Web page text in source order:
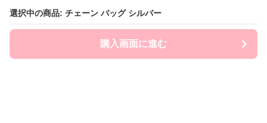
選択中の商品: チェーン バッグ シルバー
購入画面に進む
選択中の商品: チェーン バッグ シルバー
購入画面に進む